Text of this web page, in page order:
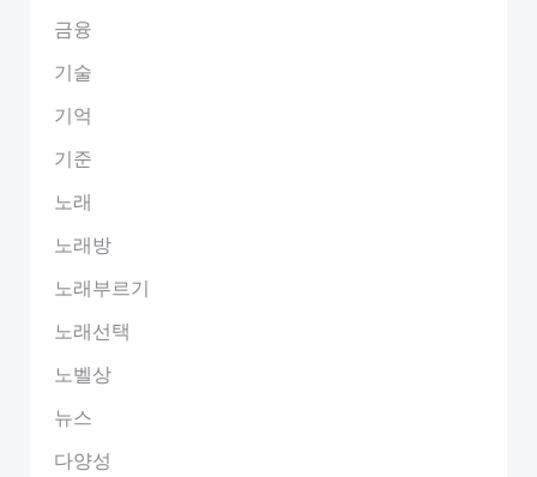
금융
기술
기억
기준
노래
노래방
노래부르기
노래선택
노벨상
뉴스
다양성